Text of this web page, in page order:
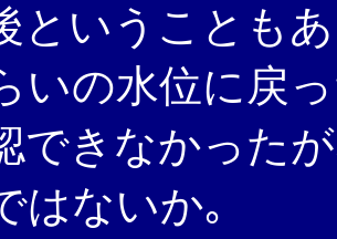
ということも
いの水位に戻
できなかった
はないか｡